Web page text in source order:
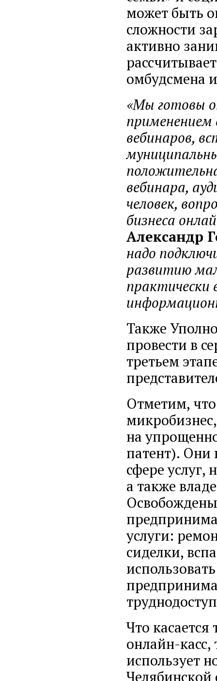
может быть
сложности
активно
омбудсмена
«Мы готовы
вебинаров,
вебинара,
человек,
бизнеса
Александр
надо
развитию
практически
Также
провести в
третьем
Отметим, что
на
патент). Они
сфере услуг,
а также
услуги:
сиделки,
Что
онлайн-касс,
использует
Челябинской